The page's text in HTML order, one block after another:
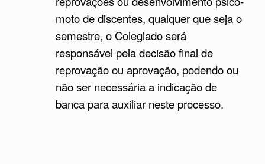
moto de discentes, qualquer que seja o
semestre, o Colegiado será
responsável pela decisão final de
reprovação ou aprovação, podendo ou
não ser necessária a indicação de
banca para auxiliar neste processo.